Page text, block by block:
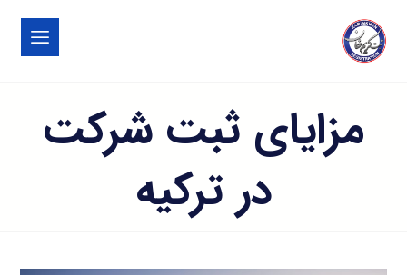
مزایای ثبت شرکت
در ترکیه